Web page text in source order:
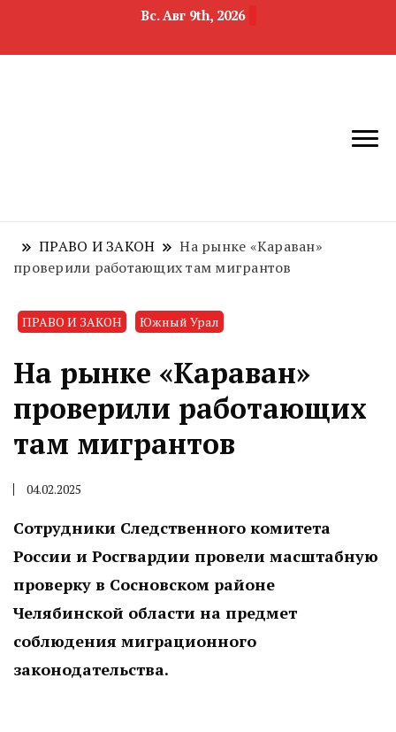
Вс. Авг 9th, 2026
область
недвижимости
ПРАВО И ЗАКОН
На рынке «Караван»
проверили работающих там мигрантов
ПРАВО И ЗАКОН Южный Урал
На рынке «Караван»
проверили работающих
там мигрантов
04.02.2025
Сотрудники Следственного комитета
России и Росгвардии провели масштабную
проверку в Сосновском районе
Челябинской области на предмет
соблюдения миграционного
законодательства.